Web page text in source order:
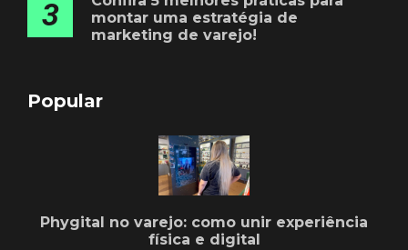
3
montar uma estratégia de
marketing de varejo!
Popular
Phygital no varejo: como unir experiência
física e digital